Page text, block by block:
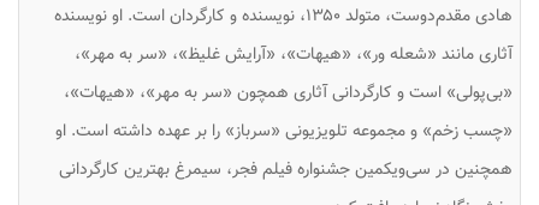
هادی مقدم‌دوست، متولد ۱۳۵۰، نویسنده و کارگردان است. او نویسنده
آثاری مانند «شعله ور»، «هیهات»، «آرایش غلیظ»، «سر به مهر»،
«بی‌پولی» است و کارگردانی آثاری همچون «سر به مهر»، «هیهات»،
«چسب زخم» و مجموعه تلویزیونی «سرباز» را بر عهده داشته است. او
همچنین در سی‌ویکمین جشنواره فیلم فجر، سیمرغ بهترین کارگردانی